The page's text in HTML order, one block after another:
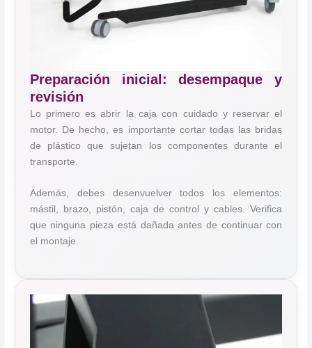
Preparación inicial: desempaque y
revisión
Lo primero es abrir la caja con cuidado y reservar el
motor. De hecho, es importante cortar todas las bridas
de plástico que sujetan los componentes durante el
transporte.
Además, debes desenvuelver todos los elementos:
mástil, brazo, pistón, caja de control y cables. Verifica
que ninguna pieza está dañada antes de continuar con
el montaje.